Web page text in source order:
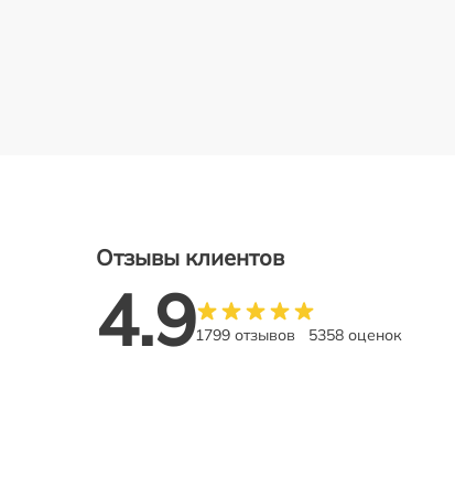
Отзывы клиентов
4.91799 отзывов 5358 оценок